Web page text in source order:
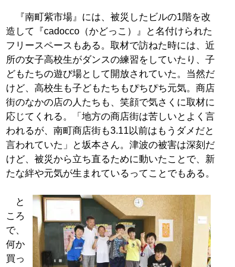
『南町紫市場』には、被災したビルの1階を改
造して『cadocco（かどっこ）』と名付けられた
フリースペースもある。取材で訪ねた時には、近
所の女子高校生がダンスの練習をしていたり、子
どもたちの遊び場として開放されていた。当然だ
けど、高校生も子どもたちもぴちぴち元気。商店
街のなかの店の人たちも、笑顔で気さくに取材に
応じてくれる。「地方の商店街は苦しいとよく言
われるが、南町商店街も3.11以前はもうダメだと
言われていた」と坂本さん。津波の被害は深刻だ
けど、被災から立ち直るために動いたことで、新
たな絆や元気が生まれているってことでもある。
と
ころ
で、
何か
買っ